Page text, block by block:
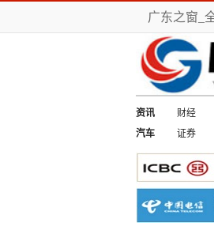
广东之窗_
资讯 财经
汽车
证券